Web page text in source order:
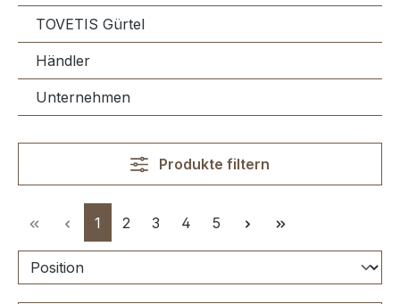
TOVETIS Gürtel
Händler
Unternehmen
Produkte filtern
Seite
1 Seite
2 Seite
3 Seite
4 Seite
5